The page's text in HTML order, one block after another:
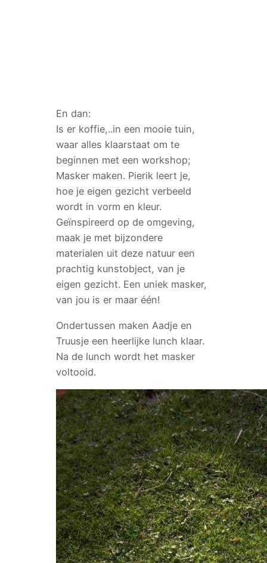
En dan:
Is er koffie,..in een mooie tuin,
waar alles klaarstaat om te
beginnen met een workshop;
Masker maken. Pierik leert je,
hoe je eigen gezicht verbeeld
wordt in vorm en kleur.
Geïnspireerd op de omgeving,
maak je met bijzondere
materialen uit deze natuur een
prachtig kunstobject, van je
eigen gezicht. Een uniek masker,
van jou is er maar één!
Ondertussen maken Aadje en
Truusje een heerlijke lunch klaar.
Na de lunch wordt het masker
voltooid.